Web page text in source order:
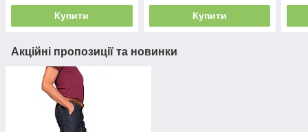
Купити Купити
Акційні пропозиції та новинки